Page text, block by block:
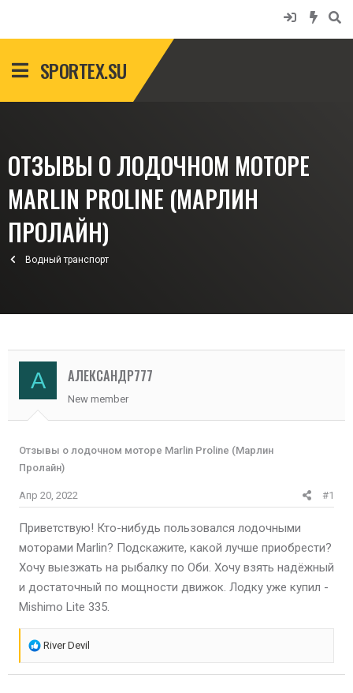
SPORTEX.SU
ОТЗЫВЫ О ЛОДОЧНОМ МОТОРЕ
MARLIN PROLINE (МАРЛИН
ПРОЛАЙН)
Водный транспорт
А АЛЕКСАНДР777
New member
Отзывы о лодочном моторе Marlin Proline (Марлин
Пролайн)
Апр 20, 2022 #1
Приветствую! Кто-нибудь пользовался лодочными
моторами Marlin? Подскажите, какой лучше приобрести?
Хочу выезжать на рыбалку по Оби. Хочу взять надёжный
и достаточный по мощности движок. Лодку уже купил -
Mishimo Lite 335.
Р
е
River Devil